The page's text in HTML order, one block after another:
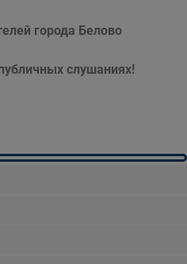
города Белово
слушаниях!